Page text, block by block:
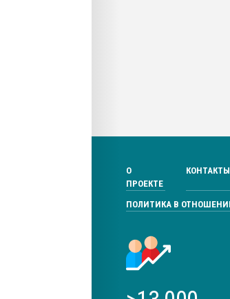
О
ПРОЕКТЕ
КОНТАКТЫ
ПОЛИТИКА В